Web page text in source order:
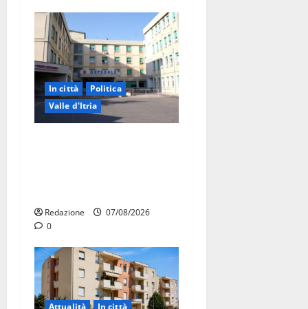
In città
Politica
Valle d'Itria
Redazione
07/08/2026
0